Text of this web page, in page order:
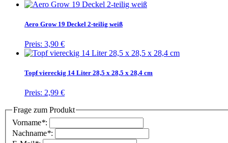
Aero Grow 19 Deckel 2-teilig weiß
Preis: 3,90 €
Topf viereckig 14 Liter 28,5 x 28,5 x 28,4 cm
Preis: 2,99 €
Frage zum Produkt
Vorname*:
Nachname*: